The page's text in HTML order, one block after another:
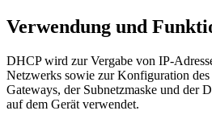
Verwendung und
DHCP wird zur Vergabe von IP-
Netzwerks sowie zur Konfiguration
Gateways, der Subnetzmaske und der
auf dem Gerät verwendet.